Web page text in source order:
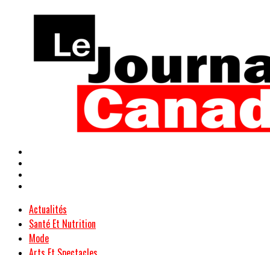
Actualités
Santé Et Nutrition
Mode